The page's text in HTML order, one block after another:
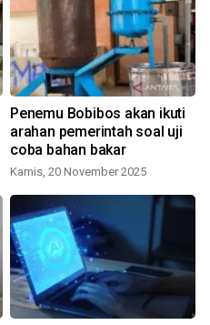
Penemu Bobibos akan ikuti
arahan pemerintah soal uji
coba bahan bakar
Kamis, 20 November 2025